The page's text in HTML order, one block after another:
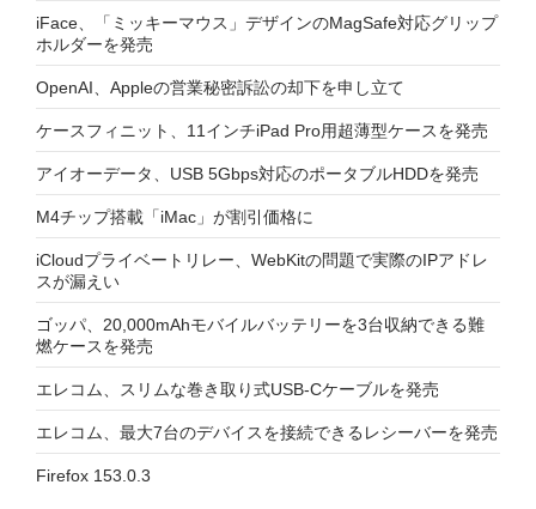
iFace、「ミッキーマウス」デザインのMagSafe対応グリップ
ホルダーを発売
OpenAI、Appleの営業秘密訴訟の却下を申し立て
ケースフィニット、11インチiPad Pro用超薄型ケースを発売
アイオーデータ、USB 5Gbps対応のポータブルHDDを発売
M4チップ搭載「iMac」が割引価格に
iCloudプライベートリレー、WebKitの問題で実際のIPアドレ
スが漏えい
ゴッパ、20,000mAhモバイルバッテリーを3台収納できる難
燃ケースを発売
エレコム、スリムな巻き取り式USB-Cケーブルを発売
エレコム、最大7台のデバイスを接続できるレシーバーを発売
Firefox 153.0.3